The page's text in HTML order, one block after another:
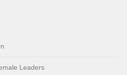
Leaders